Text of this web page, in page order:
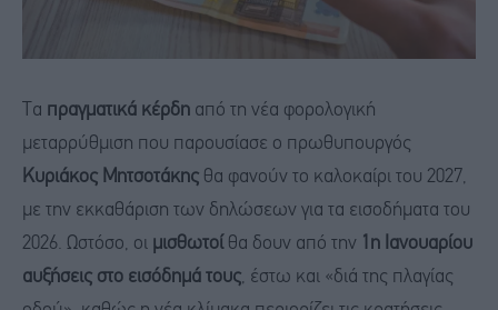
Τα πραγματικά κέρδη από τη νέα φορολογική
μεταρρύθμιση που παρουσίασε ο πρωθυπουργός
Κυριάκος Μητσοτάκης θα φανούν το καλοκαίρι του 2027,
με την εκκαθάριση των δηλώσεων για τα εισοδήματα του
2026. Ωστόσο, οι μισθωτοίθα δουν από την
1η Ιανουαρίου
αυξήσεις στο εισόδημά τους, έστω και «διά της πλαγίας